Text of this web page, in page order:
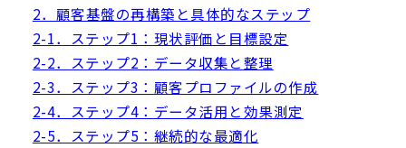
2．顧客基盤の再構築と具体的なステップ
2-1．ステップ1：現状評価と目標設定
2-2．ステップ2：データ収集と整理
2-3．ステップ3：顧客プロファイルの作成
2-4．ステップ4：データ活用と効果測定
2-5．ステップ5：継続的な最適化